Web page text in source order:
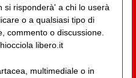
si risponderà' a chi lo userà
o a qualsiasi tipo di
commento o discussione.
libero.it
multimediale o in